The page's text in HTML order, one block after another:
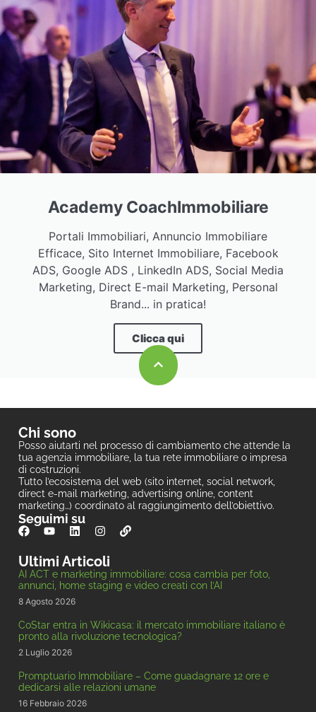
Academy CoachImmobiliare
Portali Immobiliari, Annuncio Immobiliare
Efficace, Sito Internet Immobiliare, Facebook
ADS, Google ADS , LinkedIn ADS, Social Media
Marketing, Direct E-mail Marketing, Personal
Brand... in pratica!
Clicca qui
Chi sono
Posso aiutarti nel processo di cambiamento che attende la
tua agenzia immobiliare, la tua rete immobiliare o impresa
di costruzioni.
Tutto l’ecosistema del web (sito internet, social network,
direct e-mail marketing, advertising online, content
marketing…) coordinato al raggiungimento dell’obiettivo.
Seguimi su
Ultimi Articoli
AI ACT e marketing immobiliare: cosa cambia per foto,
annunci, home staging e video creati con l’AI
8 Agosto 2026
CoStar entra in Wikicasa: il mercato immobiliare italiano è
pronto alla rivoluzione tecnologica?
2 Luglio 2026
Promptuario Immobiliare – Come guadagnare 12 ore e
dedicarsi alle relazioni umane
16 Febbraio 2026